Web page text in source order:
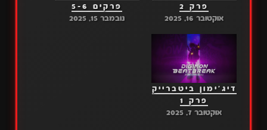
פרק 2
אוקטובר 16, 2025
פרקים 5-6
נובמבר 15, 2025
דיג'ימון ביטברייק
פרק 1
אוקטובר 7, 2025